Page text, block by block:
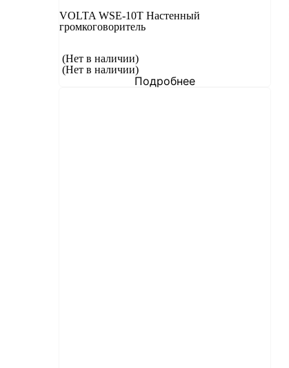
VOLTA WSE-10T Настенный
громкоговоритель
(Нет в наличии)
(Нет в наличии)
Подробнее